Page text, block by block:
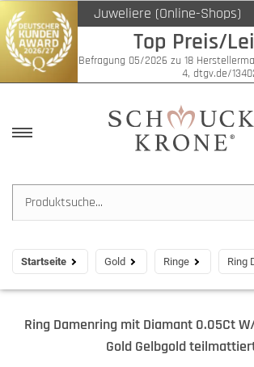
Juweliere (Online-Shops)
Top Preis/
Befragung 05/2026 zu 18
4, dtgv.de/
Startseite Gold Ringe Ring
Ring Damenring mit Diamant 0.05Ct
Gold Gelbgold